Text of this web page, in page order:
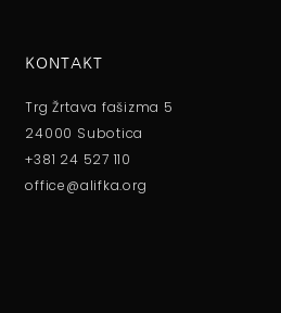
KONTAKT
Trg Žrtava fašizma 5
24000 Subotica
+381 24 527 110
office@alifka.org